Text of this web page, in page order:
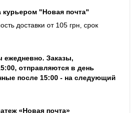
курьером "Новая почта"
доставки от 105 грн, срок
ежедневно. Заказы,
отправляются в день
после 15:00 - на следующий
«Новая почта»